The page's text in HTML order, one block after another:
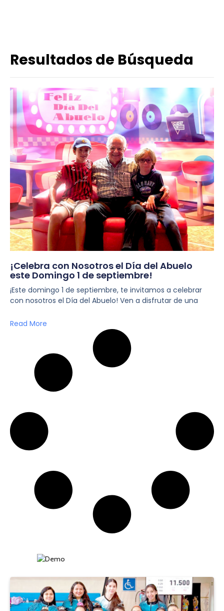
Resultados de Búsqueda
¡Celebra con Nosotros el Día del Abuelo
este Domingo 1 de septiembre!
¡Este domingo 1 de septiembre, te invitamos a celebrar
con nosotros el Día del Abuelo! Ven a disfrutar de una
Read More